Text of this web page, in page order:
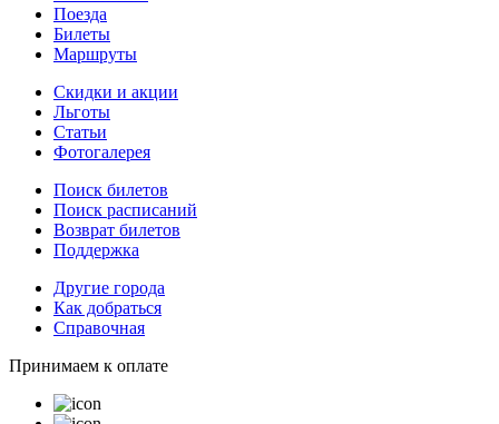
Поезда
Билеты
Маршруты
Скидки и акции
Льготы
Статьи
Фотогалерея
Поиск билетов
Поиск расписаний
Возврат билетов
Поддержка
Другие города
Как добраться
Справочная
Принимаем к оплате